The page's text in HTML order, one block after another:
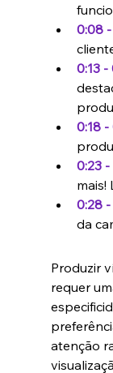
0:08 -
0:13 -
0:18 -
0:23 -
mais!
0:28
da
Produzir
requer
atenção